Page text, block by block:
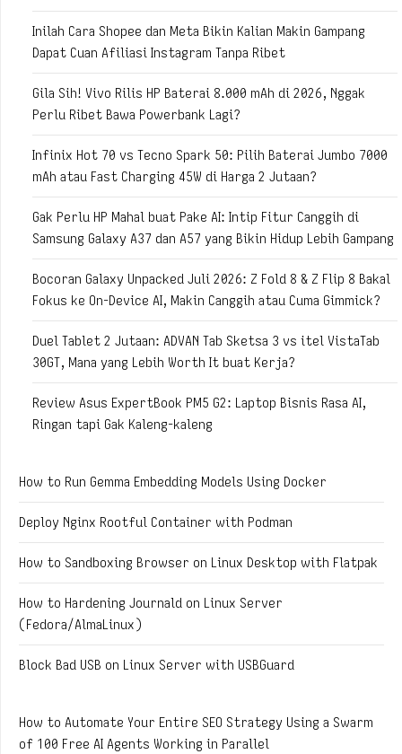
Inilah Cara Shopee dan Meta Bikin Kalian Makin Gampang
Dapat Cuan Afiliasi Instagram Tanpa Ribet
Gila Sih! Vivo Rilis HP Baterai 8.000 mAh di 2026, Nggak
Perlu Ribet Bawa Powerbank Lagi?
Infinix Hot 70 vs Tecno Spark 50: Pilih Baterai Jumbo 7000
mAh atau Fast Charging 45W di Harga 2 Jutaan?
Gak Perlu HP Mahal buat Pake AI: Intip Fitur Canggih di
Samsung Galaxy A37 dan A57 yang Bikin Hidup Lebih Gampang
Bocoran Galaxy Unpacked Juli 2026: Z Fold 8 & Z Flip 8 Bakal
Fokus ke On-Device AI, Makin Canggih atau Cuma Gimmick?
Duel Tablet 2 Jutaan: ADVAN Tab Sketsa 3 vs itel VistaTab
30GT, Mana yang Lebih Worth It buat Kerja?
Review Asus ExpertBook PM5 G2: Laptop Bisnis Rasa AI,
Ringan tapi Gak Kaleng-kaleng
How to Run Gemma Embedding Models Using Docker
Deploy Nginx Rootful Container with Podman
How to Sandboxing Browser on Linux Desktop with Flatpak
How to Hardening Journald on Linux Server
(Fedora/AlmaLinux)
Block Bad USB on Linux Server with USBGuard
How to Automate Your Entire SEO Strategy Using a Swarm
of 100 Free AI Agents Working in Parallel